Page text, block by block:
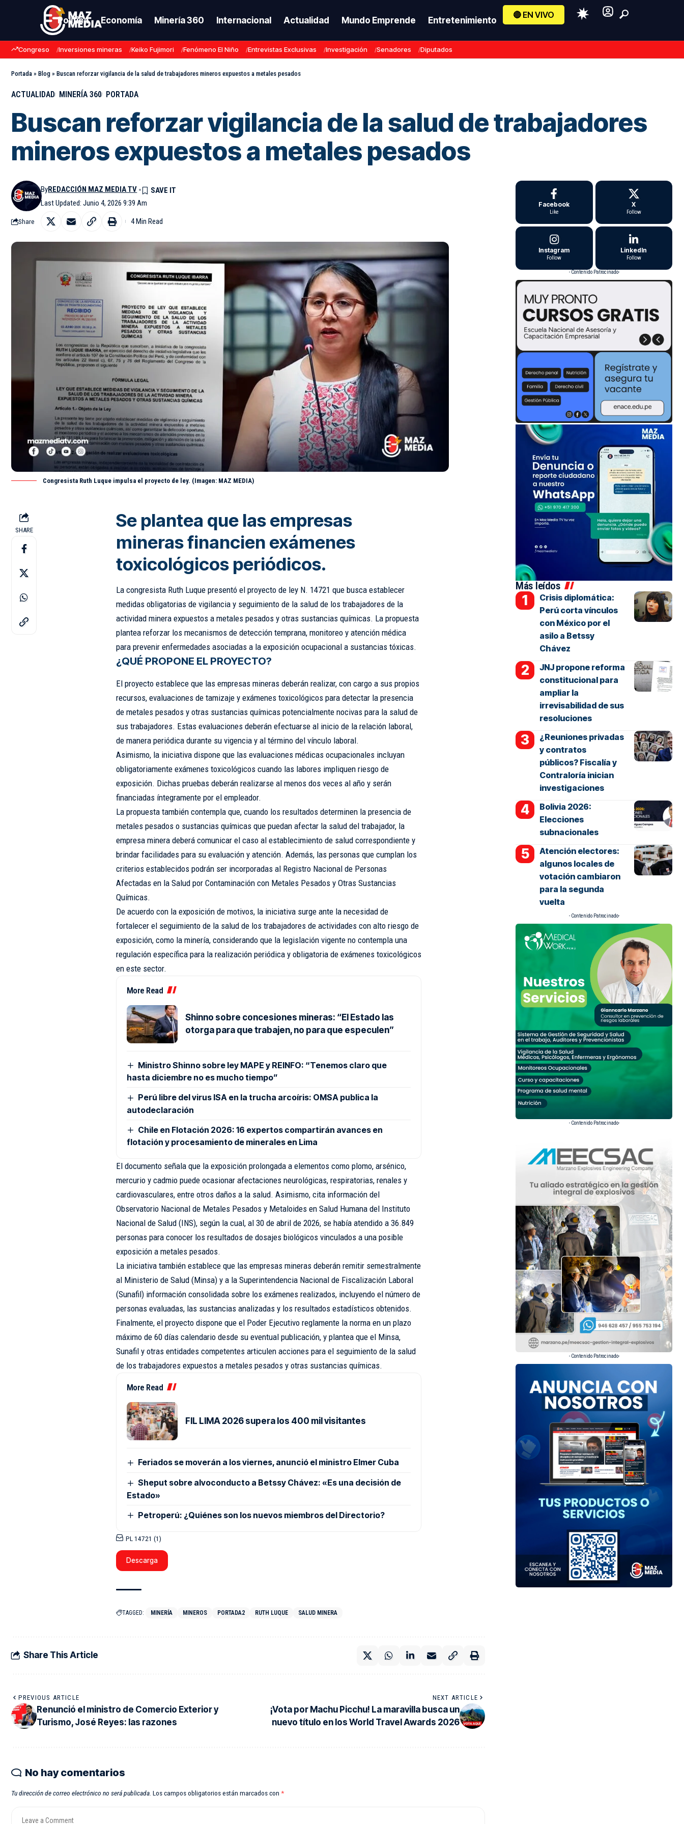
Política Economía Minería 360 Internacional Actualidad Mundo Emprende Entretenimiento
🔴 EN VIVO
Congreso Inversiones mineras Keiko Fujimori Fenómeno El Niño Entrevistas Exclusivas Investigación Senadores Diputados
Portada » Blog » Buscan reforzar vigilancia de la salud de trabajadores mineros expuestos a metales pesados
ACTUALIDAD MINERÍA 360 PORTADA
Buscan reforzar vigilancia de la salud de trabajadores
mineros expuestos a metales pesados
Last Updated: Junio 4, 2026 9:39 Am
ByREDACCIÓN MAZ MEDIA TV
Share 4 Min Read
Congresista Ruth Luque impulsa el proyecto de ley. (Imagen: MAZ MEDIA)
SHARE
Se plantea que las empresas
mineras financien exámenes
toxicológicos periódicos.
La congresista Ruth Luque presentó el proyecto de ley N. 14721 que busca establecer
medidas obligatorias de vigilancia y seguimiento de la salud de los trabajadores de la
actividad minera expuestos a metales pesados y otras sustancias químicas. La propuesta
plantea reforzar los mecanismos de detección temprana, monitoreo y atención médica
para prevenir enfermedades asociadas a la exposición ocupacional a sustancias tóxicas.
¿QUÉ PROPONE EL PROYECTO?
El proyecto establece que las empresas mineras deberán realizar, con cargo a sus propios
recursos, evaluaciones de tamizaje y exámenes toxicológicos para detectar la presencia
de metales pesados y otras sustancias químicas potencialmente nocivas para la salud de
sus trabajadores. Estas evaluaciones deberán efectuarse al inicio de la relación laboral,
de manera periódica durante su vigencia y al término del vínculo laboral.
Asimismo, la iniciativa dispone que las evaluaciones médicas ocupacionales incluyan
obligatoriamente exámenes toxicológicos cuando las labores impliquen riesgo de
exposición. Dichas pruebas deberán realizarse al menos dos veces al año y serán
financiadas íntegramente por el empleador.
La propuesta también contempla que, cuando los resultados determinen la presencia de
metales pesados o sustancias químicas que puedan afectar la salud del trabajador, la
empresa minera deberá comunicar el caso al establecimiento de salud correspondiente y
brindar facilidades para su evaluación y atención. Además, las personas que cumplan los
criterios establecidos podrán ser incorporadas al Registro Nacional de Personas
Afectadas en la Salud por Contaminación con Metales Pesados y Otras Sustancias
Químicas.
De acuerdo con la exposición de motivos, la iniciativa surge ante la necesidad de
fortalecer el seguimiento de la salud de los trabajadores de actividades con alto riesgo de
exposición, como la minería, considerando que la legislación vigente no contempla una
regulación específica para la realización periódica y obligatoria de exámenes toxicológicos
en este sector.
More Read
Shinno sobre concesiones mineras: “El Estado las
otorga para que trabajen, no para que especulen”
Ministro Shinno sobre ley MAPE y REINFO: “Tenemos claro que
hasta diciembre no es mucho tiempo”
Perú libre del virus ISA en la trucha arcoíris: OMSA publica la
autodeclaración
Chile en Flotación 2026: 16 expertos compartirán avances en
flotación y procesamiento de minerales en Lima
El documento señala que la exposición prolongada a elementos como plomo, arsénico,
mercurio y cadmio puede ocasionar afectaciones neurológicas, respiratorias, renales y
cardiovasculares, entre otros daños a la salud. Asimismo, cita información del
Observatorio Nacional de Metales Pesados y Metaloides en Salud Humana del Instituto
Nacional de Salud (INS), según la cual, al 30 de abril de 2026, se había atendido a 36.849
personas para conocer los resultados de dosajes biológicos vinculados a una posible
exposición a metales pesados.
La iniciativa también establece que las empresas mineras deberán remitir semestralmente
al Ministerio de Salud (Minsa) y a la Superintendencia Nacional de Fiscalización Laboral
(Sunafil) información consolidada sobre los exámenes realizados, incluyendo el número de
personas evaluadas, las sustancias analizadas y los resultados estadísticos obtenidos.
Finalmente, el proyecto dispone que el Poder Ejecutivo reglamente la norma en un plazo
máximo de 60 días calendario desde su eventual publicación, y plantea que el Minsa,
Sunafil y otras entidades competentes articulen acciones para el seguimiento de la salud
de los trabajadores expuestos a metales pesados y otras sustancias químicas.
More Read
FIL LIMA 2026 supera los 400 mil visitantes
Feriados se moverán a los viernes, anunció el ministro Elmer Cuba
Sheput sobre alvoconducto a Betssy Chávez: «Es una decisión de
Estado»
Petroperú: ¿Quiénes son los nuevos miembros del Directorio?
PL 14721 (1)
Descarga
TAGGED: MINERÍA MINEROS PORTADA2 RUTH LUQUE SALUD MINERA
Share This Article
PREVIOUS ARTICLE
Renunció el ministro de Comercio Exterior y
Turismo, José Reyes: las razones
NEXT ARTICLE
¡Vota por Machu Picchu! La maravilla busca un
nuevo título en los World Travel Awards 2026
No hay comentarios
Tu dirección de correo electrónico no será publicada. Los campos obligatorios están marcados con *
Facebook
Like
X
Follow
Instagram
Follow
LinkedIn
Follow
- Contenido Patrocinado-
Más leídos
Crisis diplomática:
Perú corta vínculos
con México por el
asilo a Betssy
Chávez
JNJ propone reforma
constitucional para
ampliar la
irrevisabilidad de sus
resoluciones
¿Reuniones privadas
y contratos
públicos? Fiscalía y
Contraloría inician
investigaciones
Bolivia 2026:
Elecciones
subnacionales
Atención electores:
algunos locales de
votación cambiaron
para la segunda
vuelta
- Contenido Patrocinado-
- Contenido Patrocinado-
- Contenido Patrocinado-